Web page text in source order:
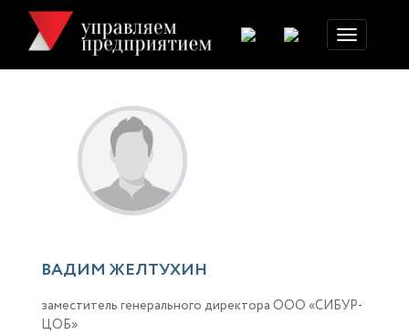
Toggle
navigation
ВАДИМ ЖЕЛТУХИН
заместитель генерального директора ООО «СИБУР-
ЦОБ»